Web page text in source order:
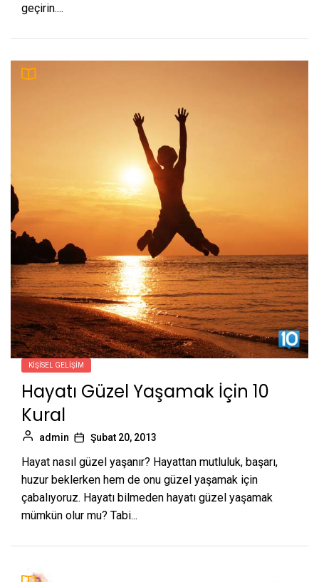
geçirin....
KIŞISEL GELIŞIM
Hayatı Güzel Yaşamak İçin 10
Kural
admin Şubat 20, 2013
Hayat nasıl güzel yaşanır? Hayattan mutluluk, başarı,
huzur beklerken hem de onu güzel yaşamak için
çabalıyoruz. Hayatı bilmeden hayatı güzel yaşamak
mümkün olur mu? Tabi...